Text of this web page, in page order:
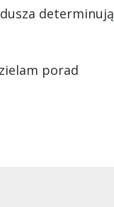
determinują
porad